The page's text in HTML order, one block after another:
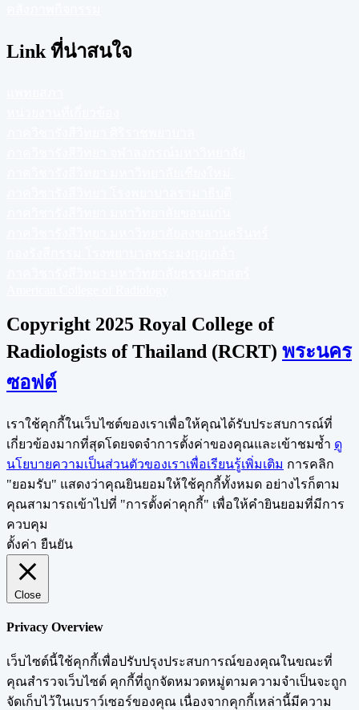
Link ที่น่าสนใจ
Copyright 2025 Royal College of
Radiologists of Thailand (RCRT) พระนคร
ซอฟต์
เราใช้คุกกี้ในเว็บไซต์ของเราเพื่อให้คุณได้รับประสบการณ์ที่
เกี่ยวข้องมากที่สุดโดยจดจำการตั้งค่าของคุณและเข้าชมซ้ำ ดู
นโยบายความเป็นส่วนตัวของเราเพื่อเรียนรู้เพิ่มเติม การคลิก
"ยอมรับ" แสดงว่าคุณยินยอมให้ใช้คุกกี้ทั้งหมด อย่างไรก็ตาม
คุณสามารถเข้าไปที่ "การตั้งค่าคุกกี้" เพื่อให้คำยินยอมที่มีการ
ควบคุม
ตั้งค่า ยืนยัน
Close
Privacy Overview
เว็บไซต์นี้ใช้คุกกี้เพื่อปรับปรุงประสบการณ์ของคุณในขณะที่
คุณสำรวจเว็บไซต์ คุกกี้ที่ถูกจัดหมวดหมู่ตามความจำเป็นจะถูก
จัดเก็บไว้ในเบราว์เซอร์ของคุณ เนื่องจากคุกกี้เหล่านี้มีความ